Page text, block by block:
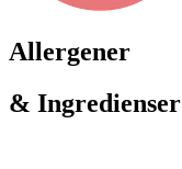
Allergener
& Ingredienser